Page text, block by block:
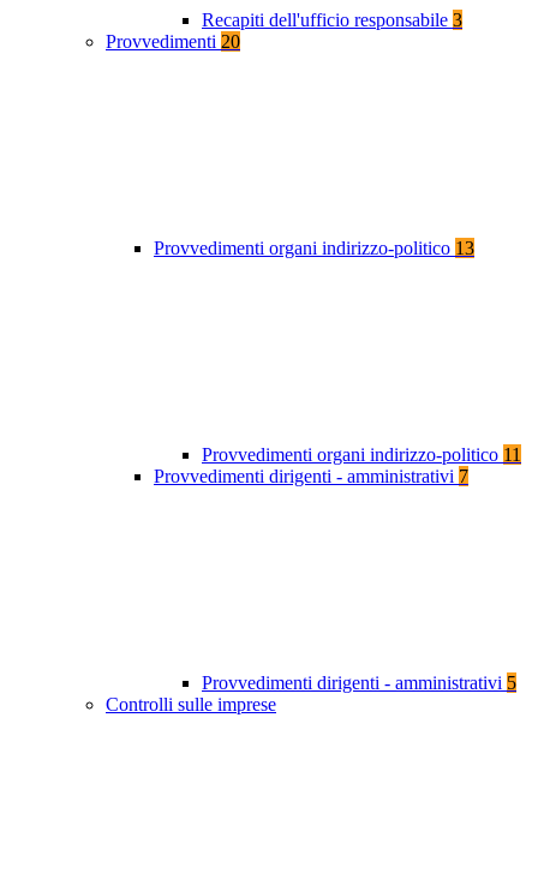
Recapiti dell'ufficio responsabile 3
Provvedimenti 20
Provvedimenti organi indirizzo-politico 13
Provvedimenti organi indirizzo-politico 11
Provvedimenti dirigenti - amministrativi 7
Provvedimenti dirigenti - amministrativi 5
Controlli sulle imprese